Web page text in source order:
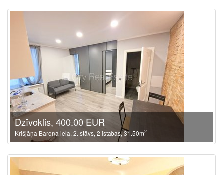
Dzīvoklis, 400.00 EUR
Krišjāņa Barona iela, 2. stāvs, 2 istabas, 31.50m2